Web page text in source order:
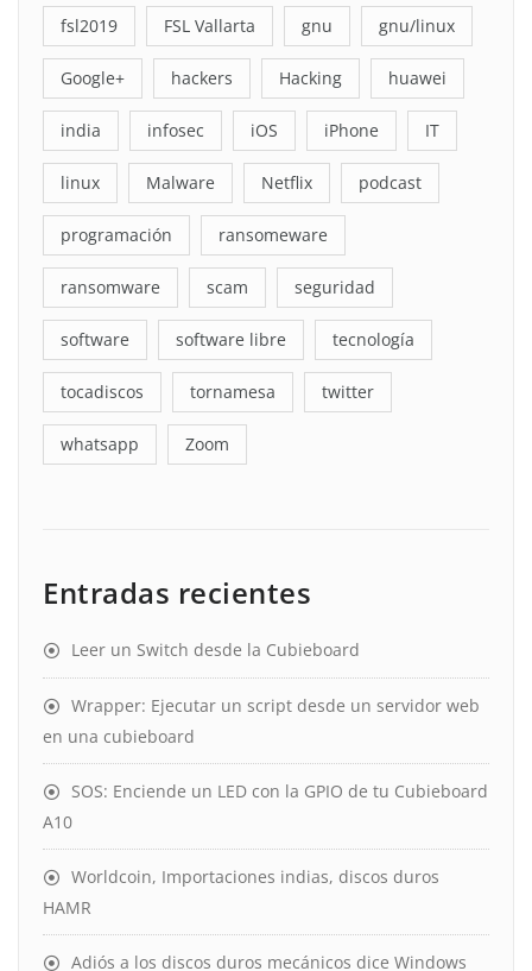
fsl2019 FSL Vallarta gnu gnu/linux
Google+ hackers Hacking huawei
india infosec iOS iPhone IT
linux Malware Netflix podcast
programación ransomeware
ransomware scam seguridad
software software libre tecnología
tocadiscos tornamesa twitter
whatsapp Zoom
Entradas recientes
Leer un Switch desde la Cubieboard
Wrapper: Ejecutar un script desde un servidor web
en una cubieboard
SOS: Enciende un LED con la GPIO de tu Cubieboard
A10
Worldcoin, Importaciones indias, discos duros
HAMR
Adiós a los discos duros mecánicos dice Windows